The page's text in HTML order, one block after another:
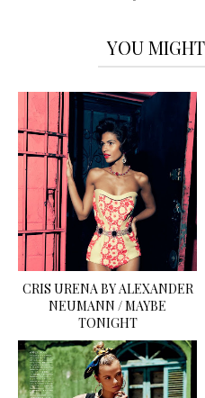
YOU
CRIS URENA BY ALEXANDER
NEUMANN / MAYBE
TONIGHT